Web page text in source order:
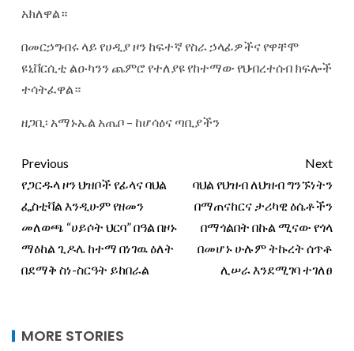
አክለዋል።
በመርኃግብሩ ላይ የሀዲያ ዞን ከፍተኛ የስራ ኃላፊዎችና የዋቸሞ
ዩኒቨርሲቲ ልዑካንን ጨምሮ የተለያዩ የከተማው የህብረተሰብ ክፍሎች
ተሳትፈዋል።
ዘጋቢ፡ አማኑኤል አጤቦ – ከሆሳዕና ጣቢያችን
Previous
የጋርዱላ ዞን ህዝቦች የፊላና ባህል
ፌስቲቫል እንዲሁም የዘመን
መለወጫ “ሀይሶት ህርባ” በዓል በዞኑ
ማዕከል ጊዶሌ ከተማ በነገዉ ዕለት
በደማቅ ስነ-ስርዓት ይከበራል
Next
ባህል የህዝብ ለህዝብ ግንኙነትን
በማጠናከርና ታሪካዊ ዕሴቶችን
በማጎልበት በኩል ሚናው የጎላ
በመሆኑ ሁሉም ትኩረት ሰጥቶ
ሊሠራ እንደሚገባ ተገለፀ
MORE STORIES